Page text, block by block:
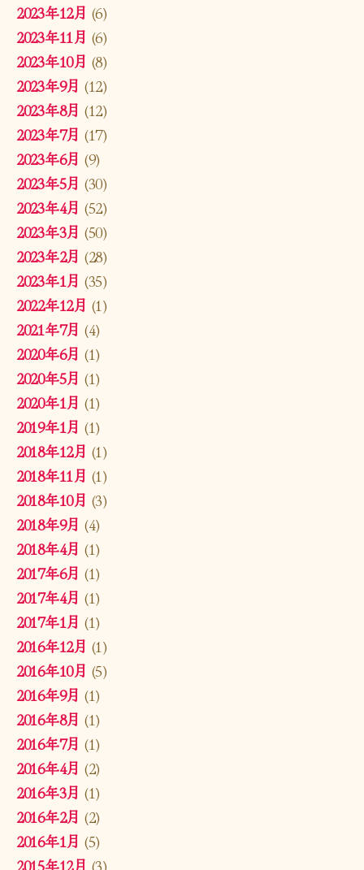
2023年12月 (6)
2023年11月 (6)
2023年10月 (8)
2023年9月 (12)
2023年8月 (12)
2023年7月 (17)
2023年6月 (9)
2023年5月 (30)
2023年4月 (52)
2023年3月 (50)
2023年2月 (28)
2023年1月 (35)
2022年12月 (1)
2021年7月 (4)
2020年6月 (1)
2020年5月 (1)
2020年1月 (1)
2019年1月 (1)
2018年12月 (1)
2018年11月 (1)
2018年10月 (3)
2018年9月 (4)
2018年4月 (1)
2017年6月 (1)
2017年4月 (1)
2017年1月 (1)
2016年12月 (1)
2016年10月 (5)
2016年9月 (1)
2016年8月 (1)
2016年7月 (1)
2016年4月 (2)
2016年3月 (1)
2016年2月 (2)
2016年1月 (5)
2015年12月 (3)